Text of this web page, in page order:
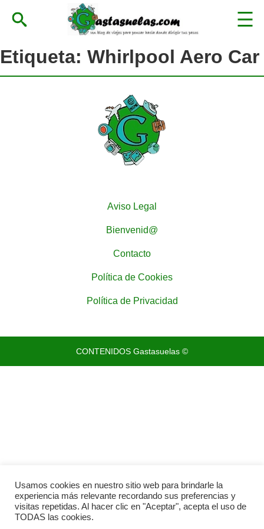
Etiqueta: Whirlpool Aero Car
Aviso Legal
Bienvenid@
Contacto
Política de Cookies
Política de Privacidad
CONTENIDOS Gastasuelas ©
Usamos cookies en nuestro sitio web para brindarle la
experiencia más relevante recordando sus preferencias y
visitas repetidas. Al hacer clic en "Aceptar", acepta el uso de
TODAS las cookies.